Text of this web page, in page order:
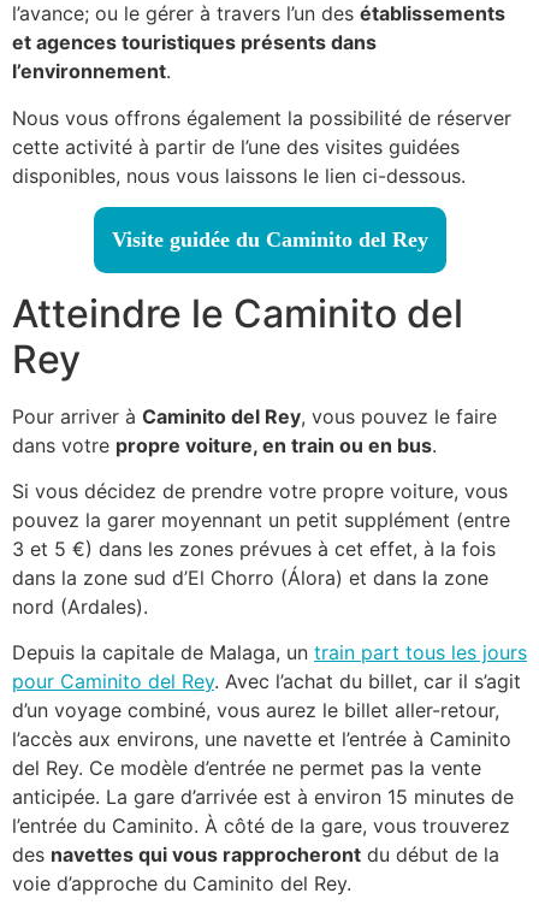
l’avance; ou le gérer à travers l’un des établissements
et agences touristiques présents dans
l’environnement.
Nous vous offrons également la possibilité de réserver
cette activité à partir de l’une des visites guidées
disponibles, nous vous laissons le lien ci-dessous.
Visite guidée du Caminito del Rey
Atteindre le Caminito del
Rey
Pour arriver à Caminito del Rey, vous pouvez le faire
dans votre propre voiture, en train ou en bus.
Si vous décidez de prendre votre propre voiture, vous
pouvez la garer moyennant un petit supplément (entre
3 et 5 €) dans les zones prévues à cet effet, à la fois
dans la zone sud d’El Chorro (Álora) et dans la zone
nord (Ardales).
Depuis la capitale de Malaga, un train part tous les jours
pour Caminito del Rey. Avec l’achat du billet, car il s’agit
d’un voyage combiné, vous aurez le billet aller-retour,
l’accès aux environs, une navette et l’entrée à Caminito
del Rey. Ce modèle d’entrée ne permet pas la vente
anticipée. La gare d’arrivée est à environ 15 minutes de
l’entrée du Caminito. À côté de la gare, vous trouverez
des navettes qui vous rapprocheront du début de la
voie d’approche du Caminito del Rey.